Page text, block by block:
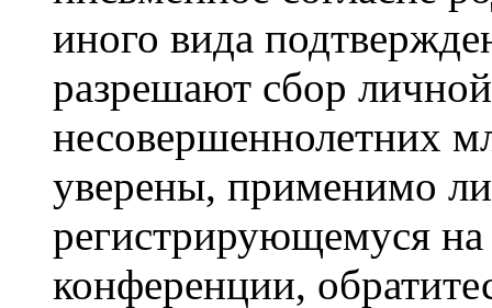
иного вида
разрешают сбор
несовершеннолетних
уверены, применимо
регистрирующемуся
конференции,